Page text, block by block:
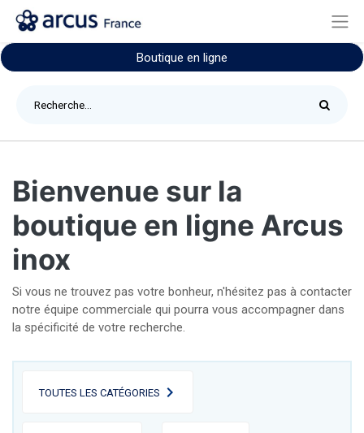
Boutique en ligne
Bienvenue sur la
boutique en ligne Arcus
inox
Si vous ne trouvez pas votre bonheur, n'hésitez pas à contacter
notre équipe commerciale qui pourra vous accompagner dans
la spécificité de votre recherche.
TOUTES LES CATÉGORIES